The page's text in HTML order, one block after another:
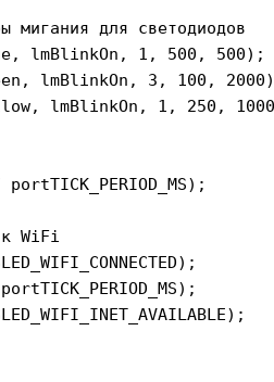
мигания для светодиодов
lmBlinkOn, 1, 500, 500);
lmBlinkOn, 3, 100,
lmBlinkOn, 1, 250,
portTICK_PERIOD_MS);
WiFi